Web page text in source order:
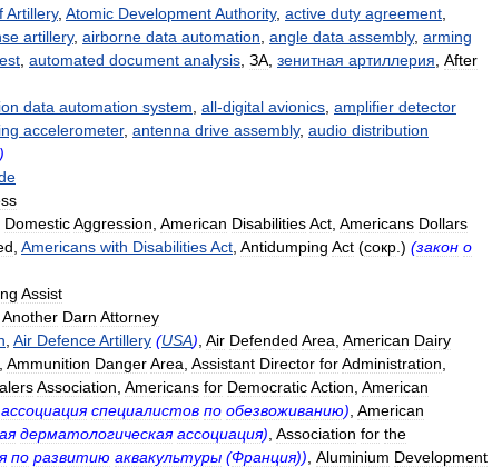
Artillery, Atomic DevelopmentAuthority, active duty agreement
artillery, airborne data automation angle data assembly, arming
automated document analysis ЗА зенитная артиллерия After
data automation system all-digital avionics amplifier detector
accelerometer, antenna drive assembly, audio distribution
)
DomesticAggression American DisabilitiesAct Americans Dollars
Americans with DisabilitiesAct Antidumping Act (сокр .) (закон о
Assist
Another Darn Attorney
Air DefenceArtillery (USA) Air Defended Area American Dairy
Ammunition DangerArea Assistant Director forAdministration
Association Americans for DemocraticAction American
ассоциация специалистов по обезвоживанию) American
дерматологическая ассоциация) Association for the
по развитию аквакультуры (Франция)) Aluminium Development